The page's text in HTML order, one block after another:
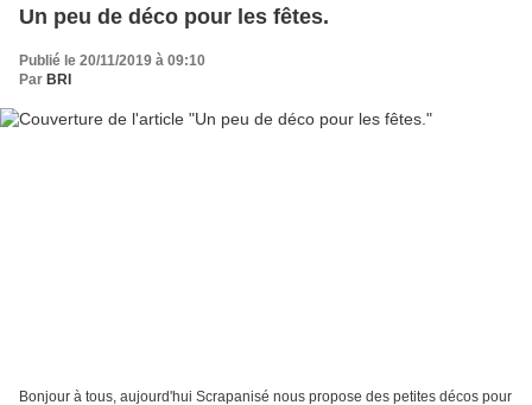
Un peu de déco pour les fêtes.
Publié le 20/11/2019 à 09:10
Par BRI
Bonjour à tous, aujourd'hui Scrapanisé nous propose des petites décos pour